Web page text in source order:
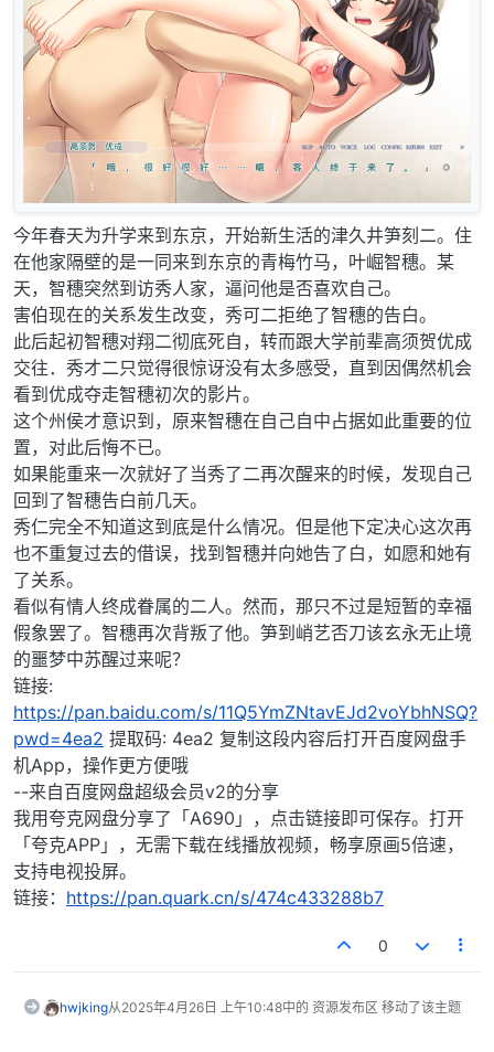
今年春天为升学来到东京，开始新生活的津久井笋刻二。住
在他家隔壁的是一同来到东京的青梅竹马，叶崛智穗。某
天，智穗突然到访秀人家，逼问他是否喜欢自己。
害伯现在的关系发生改变，秀可二拒绝了智穗的告白。
此后起初智穗对翔二彻底死自，转而跟大学前辈高须贺优成
交往．秀才二只觉得很惊讶没有太多感受，直到因偶然机会
看到优成夺走智穗初次的影片。
这个州侯才意识到，原来智穗在自己自中占据如此重要的位
置，对此后悔不已。
如果能重来一次就好了当秀了二再次醒来的时候，发现自己
回到了智穗告白前几天。
秀仁完全不知道这到底是什么情况。但是他下定决心这次再
也不重复过去的借误，找到智穗并向她告了白，如愿和她有
了关系。
看似有情人终成眷属的二人。然而，那只不过是短暂的幸福
假象罢了。智穗再次背叛了他。笋到峭艺否刀该玄永无止境
的噩梦中苏醒过来呢？
链接:
https://pan.baidu.com/s/11Q5YmZNtavEJd2voYbhNSQ?
pwd=4ea2 提取码: 4ea2 复制这段内容后打开百度网盘手
机App，操作更方便哦
--来自百度网盘超级会员v2的分享
我用夸克网盘分享了「A690」，点击链接即可保存。打开
「夸克APP」，无需下载在线播放视频，畅享原画5倍速，
支持电视投屏。
链接： https://pan.quark.cn/s/474c433288b7
0
hwjking从2025年4月26日 上午10:48中的 资源发布区 移动了该主题